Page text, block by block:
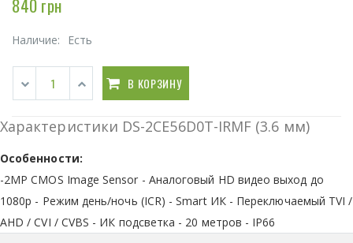
Наличие: Есть
В КОРЗИНУ
Характеристики DS-2CE56D0T-IRMF (3.6 мм)
Особенности:
-2MP CMOS Image Sensor - Аналоговый HD видео выход до
1080p - Режим день/ночь (ICR) - Smart ИК - Переключаемый TVI /
AHD / CVI / CVBS - ИК подсветка - 20 метров - IP66